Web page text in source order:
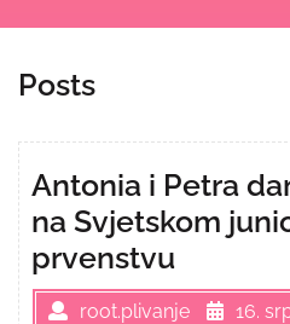
Posts
Antonia i Petra
na Svjetskom
prvenstvu
root.plivanje 16.